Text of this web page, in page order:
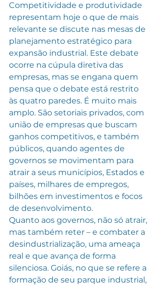
Competitividade e produtividade
representam hoje o que de mais
relevante se discute nas mesas de
planejamento estratégico para
expansão industrial. Este debate
ocorre na cúpula diretiva das
empresas, mas se engana quem
pensa que o debate está restrito
às quatro paredes. É muito mais
amplo. São setoriais privados, com
união de empresas que buscam
ganhos competitivos, e também
públicos, quando agentes de
governos se movimentam para
atrair a seus municípios, Estados e
países, milhares de empregos,
bilhões em investimentos e focos
de desenvolvimento.
Quanto aos governos, não só atrair,
mas também reter – e combater a
desindustrialização, uma ameaça
real e que avança de forma
silenciosa. Goiás, no que se refere a
formação de seu parque industrial,